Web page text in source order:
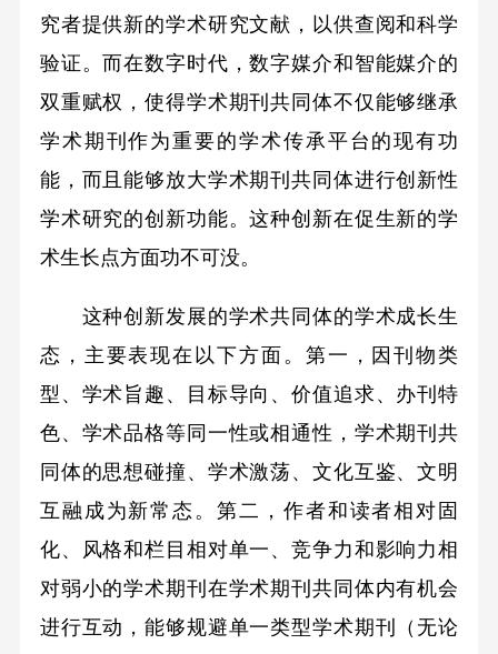
究者提供新的学术研究文献，以供查阅和科学
验证。而在数字时代，数字媒介和智能媒介的
双重赋权，使得学术期刊共同体不仅能够继承
学术期刊作为重要的学术传承平台的现有功
能，而且能够放大学术期刊共同体进行创新性
学术研究的创新功能。这种创新在促生新的学
术生长点方面功不可没。
这种创新发展的学术共同体的学术成长生
态，主要表现在以下方面。第一，因刊物类
型、学术旨趣、目标导向、价值追求、办刊特
色、学术品格等同一性或相通性，学术期刊共
同体的思想碰撞、学术激荡、文化互鉴、文明
互融成为新常态。第二，作者和读者相对固
化、风格和栏目相对单一、竞争力和影响力相
对弱小的学术期刊在学术期刊共同体内有机会
进行互动，能够规避单一类型学术期刊（无论